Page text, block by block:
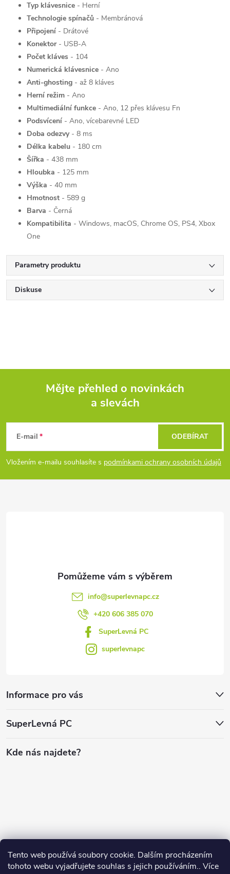
Tento web používá soubory cookie. Dalším procházením
tohoto webu vyjadřujete souhlas s jejich používáním.. Více
Typ klávesnice - Herní
Technologie spínačů - Membránová
Připojení - Drátové
Konektor- USB-A
Počet kláves - 104
Numerická klávesnice - Ano
Anti-ghosting - až 8 kláves
Herní režim - Ano
Multimediální funkce - Ano, 12 přes klávesu Fn
Podsvícení - Ano, vícebarevné LED
Doba odezvy - 8 ms
Délka kabelu - 180 cm
Šířka - 438 mm
Hloubka - 125 mm
Výška - 40 mm
Hmotnost - 589 g
Barva - Černá
Kompatibilita - Windows, macOS, Chrome OS, PS4, Xbox
One
Parametry produktu
Diskuse
p
a
Mějte přehled o novinkách
a slevách
E-mail
Vložením e-mailu souhlasíte s podmínkami ochrany osobních údajů
ODEBÍRAT
info@superlevnapc.cz
+420 606 385 070
SuperLevná PC
superlevnapc
Informace pro vás
SuperLevná PC
Kde nás najdete?